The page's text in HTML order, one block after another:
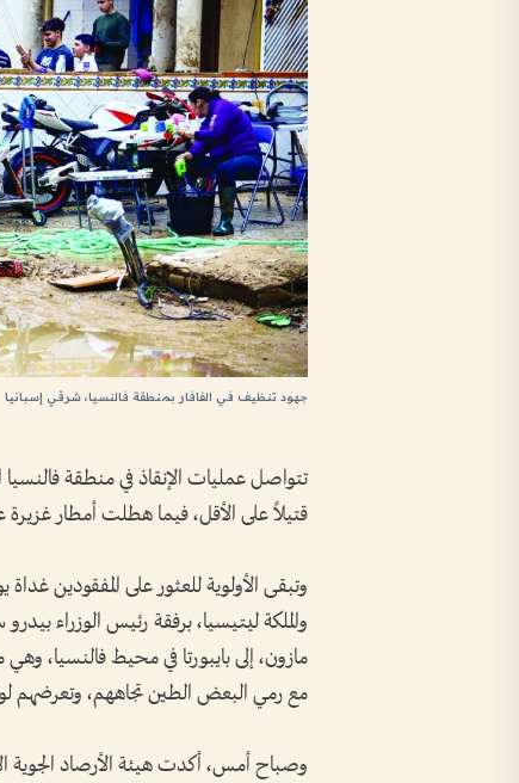
جهود تنظيف في الفافار بمنطقة فالنسيا، شرقي إسبانيا
قتيلاً على الأقل، فيما هطلت أمطار
وتبقى الأولوية للعثور على المفقودين
والملكة ليتيسيا، برفقة رئيس الوزراء
مازون، إلى بايبورتا في محيط فالنسيا،
مع رمي البعض الطين تجاههم، وتعرضهم
وصباح أمس، أكدت هيئة الأرصاد الجوية